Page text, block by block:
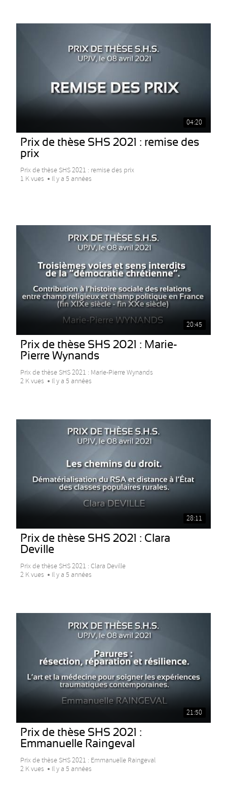
04:20
Prix de thèse SHS 2021 : remise des
prix
Prix de thèse SHS 2021 : remise des prix
1 K vues
Il y a 5 années
20:45
Prix de thèse SHS 2021 : Marie-
Pierre Wynands
Prix de thèse SHS 2021 : Marie-Pierre Wynands
2 K vues
Il y a 5 années
28:11
Prix de thèse SHS 2021 : Clara
Deville
Prix de thèse SHS 2021 : Clara Deville
2 K vues
Il y a 5 années
21:50
Prix de thèse SHS 2021 :
Emmanuelle Raingeval
Prix de thèse SHS 2021 : Emmanuelle Raingeval
2 K vues
Il y a 5 années